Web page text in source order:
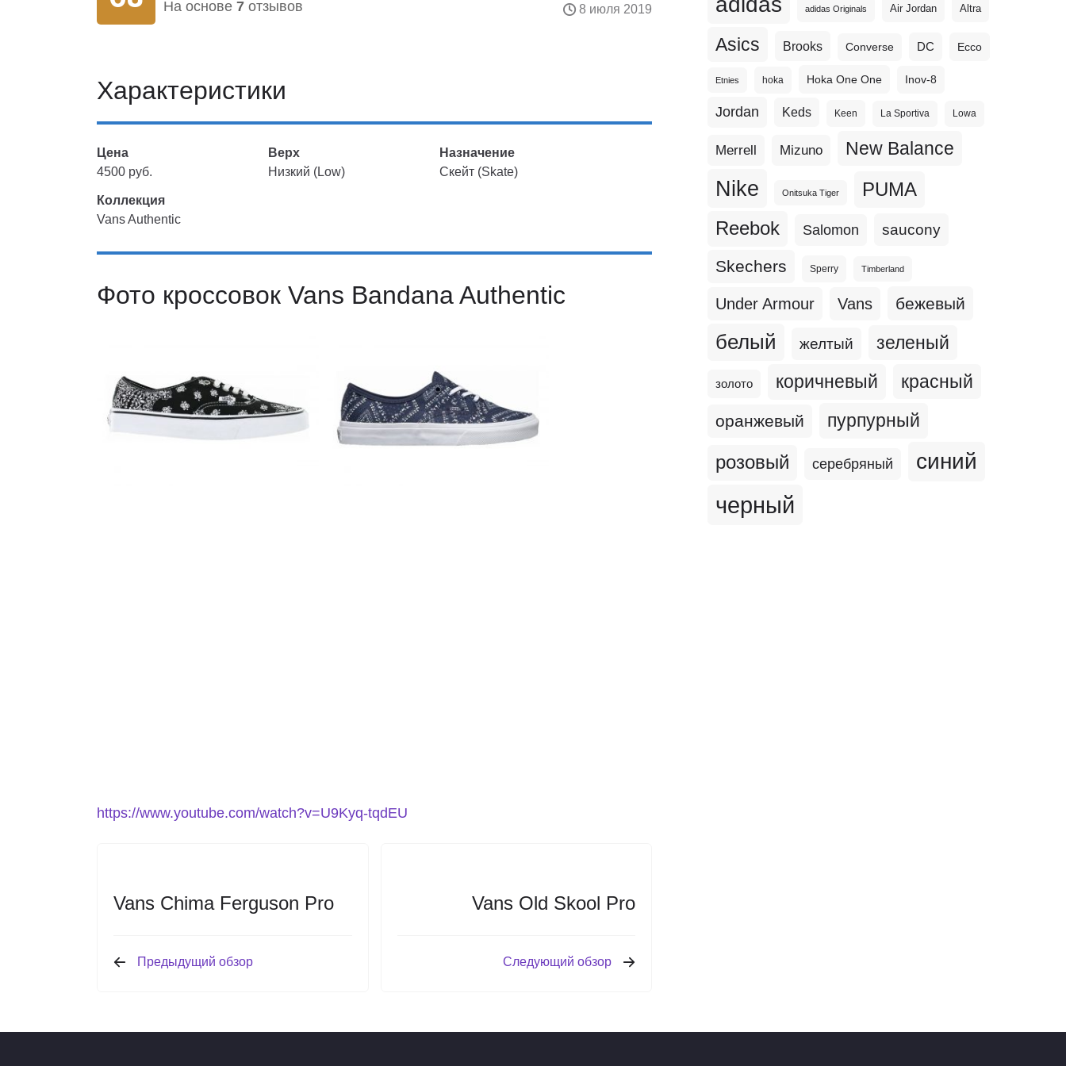
На основе 7 отзывов 8 июля 2019
Характеристики
Цена
4500 руб.
Верх
Низкий (Low)
Назначение
Скейт (Skate)
Коллекция
Vans Authentic
Фото кроссовок Vans Bandana Authentic
https://www.youtube.com/watch?v=U9Kyq-tqdEU
Vans Chima Ferguson Pro
Предыдущий обзор
Vans Old Skool Pro
Следующий обзор
adidas Originals Air Jordan Altra
Asics Brooks Converse DC Ecco
Etnies hoka Hoka One One Inov-8
Jordan Keds Keen La Sportiva Lowa
Merrell Mizuno New Balance
Nike Onitsuka Tiger PUMA
Reebok Salomon saucony
Skechers Sperry Timberland
Under Armour Vans бежевый
белый желтый зеленый
золото коричневый красный
оранжевый пурпурный
розовый серебряный синий
черный